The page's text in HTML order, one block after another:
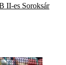
II-es Soroksár